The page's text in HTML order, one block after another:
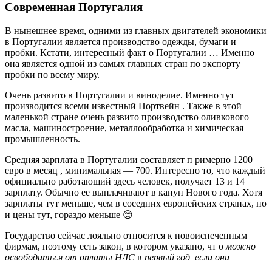
Современная Португалия
В нынешнее время, одними из главных двигателей экономики
в Португалии является производство одежды, бумаги и
пробки. Кстати, интересный факт о Португалии … Именно
она является одной из самых главных стран по экспорту
пробки по всему миру.
Очень развито в Португалии и виноделие. Именно тут
производится всеми известный Портвейн . Также в этой
маленькой стране очень развито производство оливкового
масла, машиностроение, металлообработка и химическая
промышленность.
Средняя зарплата в Португалии составляет п римерно 1200
евро в месяц , минимальная — 700. Интересно то, что каждый
официально работающий здесь человек, получает 13 и 14
зарплату. Обычно ее выплачивают в канун Нового года. Хотя
зарплаты тут меньше, чем в соседних европейских странах, но
и цены тут, гораздо меньше 😊
Государство сейчас лояльно относится к новоиспеченным
фирмам, поэтому есть закон, в котором указано, чт о можно
освободиться от оплаты НДС в первый год, если они